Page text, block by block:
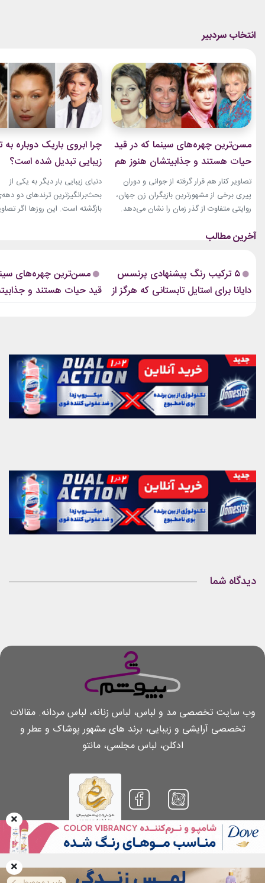
مسن‌ترین چهره‌های سینما که در قید
حیات هستند و جذابیتشان هنوز هم
باقیست!
تصاویر کنار هم قرار گرفته از جوانی و دوران
پیری برخی از مشهورترین بازیگران زن جهان،
روایتی متفاوت از گذر زمان را نشان می‌دهد.
هنوز با حضور، شخصیت و میراث هنری خود
سال‌های جوانی محدود...
چرا ابروی باریک دوباره به
زیبایی تبدیل شده است؟
دنیای زیبایی بار دیگر به یکی از
بحث‌برانگیزترین ترندهای دو
بازگشته است. این روزها اگر
ابروهای بسیار نازک دهه ۱۹۹۰ و اوایل دهه...
۵ ترکیب رنگ پیشنهادی پرنسس
دایانا برای استایل تابستانی که هرگز از
مد نمی‌افتند
مسن‌ترین چهره‌های
قید حیات هستند و
هم باقیست!
دیدگاه شما
وب سایت تخصصی مد و لباس، لباس زنانه، لباس مردانه. مقالات
تخصصی آرایشی و زیبایی، برند های مشهور پوشاک و عطر و
ادکلن، لباس مجلسی، مانتو
بازنشر مطالب تنها با کسب اجازه کتبی و پرداخت هزینه بابت هر مطلب و همچنین
ذکر منبع و لینک مستقیم به همان مطلب مجاز است